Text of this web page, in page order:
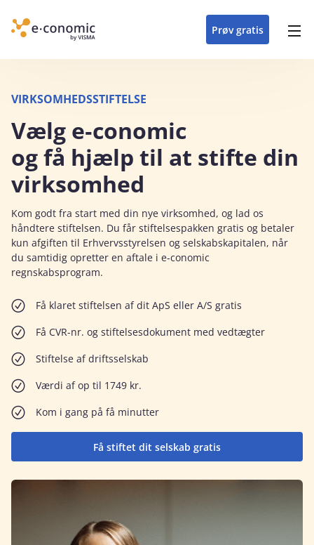
Header top menu
Prøv gratis
skræddersyet løsning
til din branche
e‑conomic
alle funktioner i
e‑conomic
e‑conomic
skræddersyede kurser
til administratorer
forhandler kan styrke
og vækste din
virksomhed
VIRKSOMHEDSSTIFTELSE
Vælg e‑conomic
og få hjælp til at stifte din
virksomhed
Kom godt fra start med din nye virksomhed, og lad os
håndtere stiftelsen. Du får stiftelsespakken gratis og betaler
kun afgiften til Erhvervsstyrelsen og selskabskapitalen, når
du samtidig opretter en aftale i e‑conomic
regnskabsprogram.
Få klaret stiftelsen af dit ApS eller A/S gratis
Få CVR-nr. og stiftelsesdokument med vedtægter
Stiftelse af driftsselskab
Værdi af op til 1749 kr.
Kom i gang på få minutter
Få stiftet dit selskab gratis